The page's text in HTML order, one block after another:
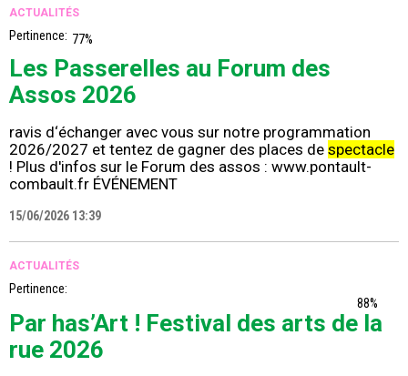
ACTUALITÉS
Pertinence: 77%
Les Passerelles au Forum des
Assos 2026
ravis d‘échanger avec vous sur notre programmation
2026/2027 et tentez de gagner des places de spectacle
! Plus d'infos sur le Forum des assos : www.pontault-
combault.fr ÉVÉNEMENT
15/06/2026 13:39
ACTUALITÉS
Pertinence:
88%
Par has’Art ! Festival des arts de la
rue 2026